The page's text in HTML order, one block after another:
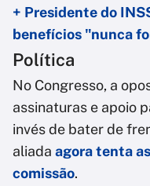
+ Presidente do
benefícios "nunca
Política
No Congresso, a
assinaturas e apoio
invés de bater de
aliada agora tenta
comissão.